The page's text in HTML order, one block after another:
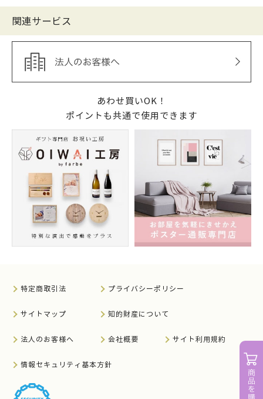
関連サービス
あわせ買いOK！
ポイントも共通で使用できます
特定商取引法 プライバシーポリシー
サイトマップ 知的財産について
法人のお客様へ 会社概要 サイト利用規約
情報セキュリティ基本方針